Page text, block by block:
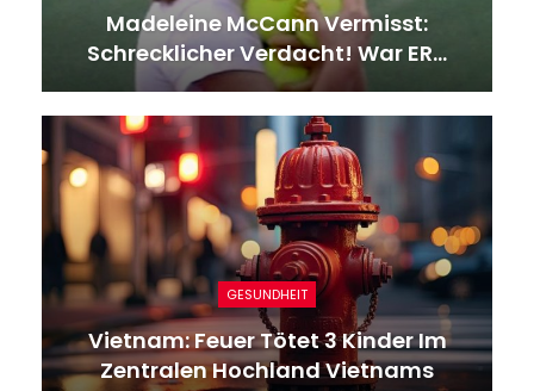
Madeleine McCann Vermisst:
Schrecklicher Verdacht! War ER…
GESUNDHEIT
Vietnam: Feuer Tötet 3 Kinder Im
Zentralen Hochland Vietnams